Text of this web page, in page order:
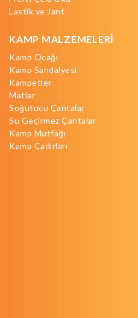
Lastik ve Jant
KAMP MALZEMELERİ
Kamp Ocağı
Kamp Sandalyesi
Kampetler
Matlar
Soğutucu Çantalar
Su Geçirmez Çantalar
Kamp Mutfağı
Kamp Çadırları